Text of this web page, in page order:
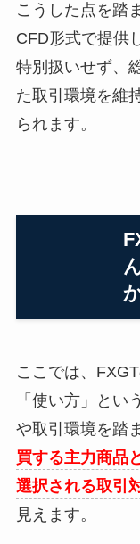
こうした点を踏
CFD形式で提供
特別扱いせず、
た取引環境を維
られます。
ここでは、
「使い方」とい
や取引環境を踏
買する主力商品
選択される取引
見えます。